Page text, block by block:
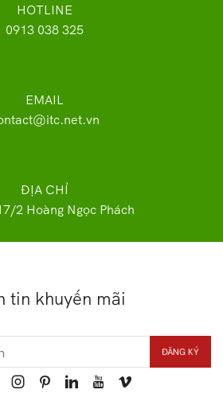
HOTLINE
0913 038 325
EMAIL
ĐỊA CHỈ
2 Hoàng Ngọc Phách
tin khuyến mãi